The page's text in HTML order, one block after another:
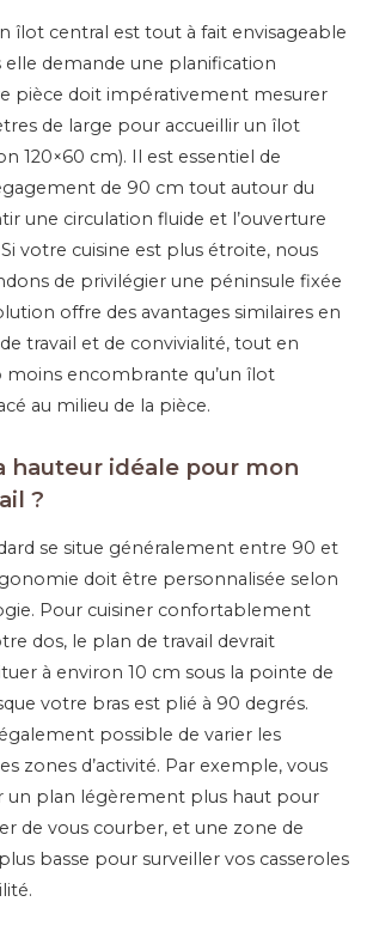
îlot central est tout à fait envisageable
elle demande une planification
pièce doit impérativement mesurer
de large pour accueillir un îlot
120×60 cm). Il est essentiel de
de 90 cm tout autour du
une circulation fluide et l’ouverture
Si votre cuisine est plus étroite, nous
de privilégier une péninsule fixée
offre des avantages similaires en
travail et de convivialité, tout en
encombrante qu’un îlot
au milieu de la pièce.
hauteur idéale pour mon
?
se situe généralement entre 90 et
doit être personnalisée selon
Pour cuisiner confortablement
dos, le plan de travail devrait
à environ 10 cm sous la pointe de
votre bras est plié à 90 degrés.
également possible de varier les
zones d’activité. Par exemple, vous
un plan légèrement plus haut pour
de vous courber, et une zone de
basse pour surveiller vos casseroles